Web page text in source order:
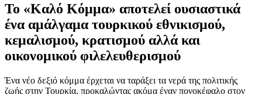
Το «Καλό Κόμμα» αποτελεί ουσιαστικά
ένα αμάλγαμα τουρκικού εθνικισμού,
κεμαλισμού, κρατισμού αλλά και
οικονομικού φιλελευθερισμού
Ένα νέο δεξιό κόμμα έρχεται να ταράξει τα νερά της πολιτικής
ζωής στην Τουρκία, προκαλώντας ακόμα έναν πονοκέφαλο στον